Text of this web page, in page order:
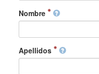
Nombre
Apellidos